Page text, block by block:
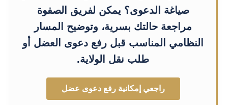
صياغة الدعوى؟ يمكن لفريق الصفوة
مراجعة حالتك بسرية، وتوضيح المسار
النظامي المناسب قبل رفع دعوى العضل أو
طلب نقل الولاية.
راجعي إمكانية رفع دعوى عضل